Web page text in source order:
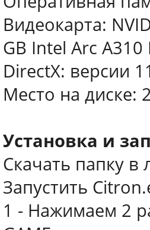
Видеокарта:
GB Intel Arc A310
DirectX: версии
Место на диске:
Установка и
Скачать папку
Запустить
1 - Нажимаем 2